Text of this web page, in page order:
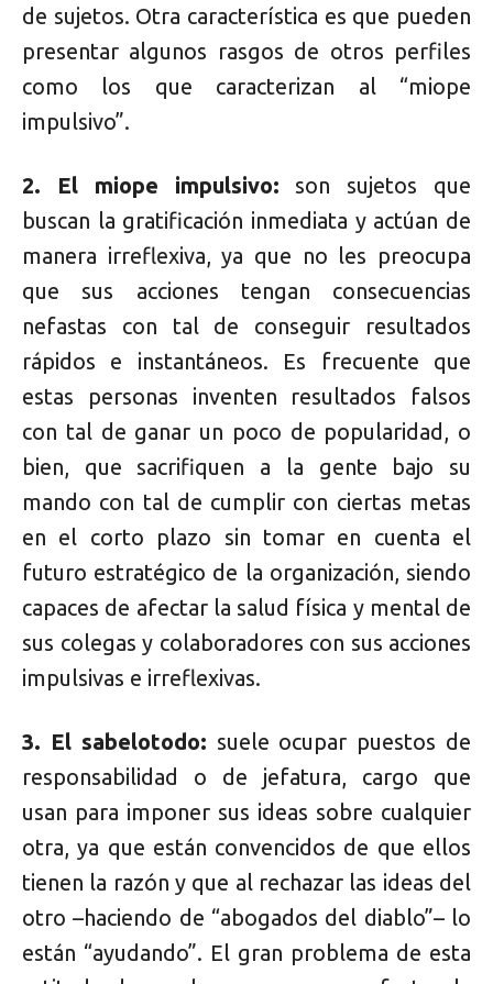
de sujetos. Otra característica es que pueden
presentar algunos rasgos de otros perfiles
como los que caracterizan al “miope
impulsivo”.
2. El miope impulsivo: son sujetos que
buscan la gratificación inmediata y actúan de
manera irreflexiva, ya que no les preocupa
que sus acciones tengan consecuencias
nefastas con tal de conseguir resultados
rápidos e instantáneos. Es frecuente que
estas personas inventen resultados falsos
con tal de ganar un poco de popularidad, o
bien, que sacrifiquen a la gente bajo su
mando con tal de cumplir con ciertas metas
en el corto plazo sin tomar en cuenta el
futuro estratégico de la organización, siendo
capaces de afectar la salud física y mental de
sus colegas y colaboradores con sus acciones
impulsivas e irreflexivas.
3. El sabelotodo: suele ocupar puestos de
responsabilidad o de jefatura, cargo que
usan para imponer sus ideas sobre cualquier
otra, ya que están convencidos de que ellos
tienen la razón y que al rechazar las ideas del
otro –haciendo de “abogados del diablo”– lo
están “ayudando”. El gran problema de esta